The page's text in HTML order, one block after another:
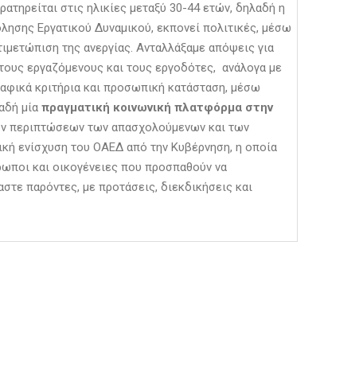
στις ηλικίες μεταξύ 30-44 ετών, δηλαδή η
Εργατικού Δυναμικού, εκπονεί πολιτικές, μέσω
της ανεργίας. Ανταλλάξαμε απόψεις για
εργαζόμενους και τους εργοδότες, ανάλογα με
κριτήρια και προσωπική κατάσταση, μέσω
μία πραγματική κοινωνική πλατφόρμα στην
περιπτώσεων των απασχολούμενων και των
ενίσχυση του ΟΑΕΔ από την Κυβέρνηση, η οποία
και οικογένειες που προσπαθούν να
παρόντες, με προτάσεις, διεκδικήσεις και